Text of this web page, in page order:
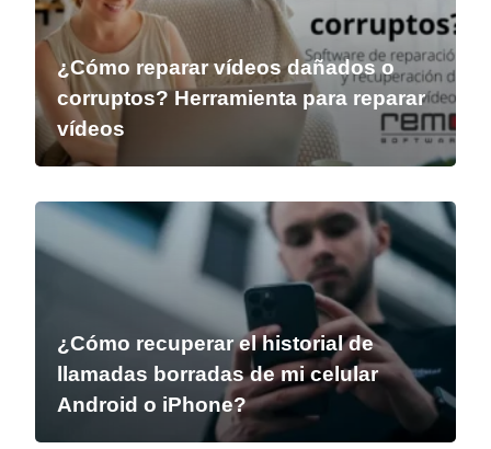
¿Cómo reparar vídeos dañados o
corruptos? Herramienta para reparar
vídeos
¿Cómo recuperar el historial de
llamadas borradas de mi celular
Android o iPhone?